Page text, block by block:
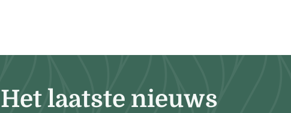
Het laatste nieuws